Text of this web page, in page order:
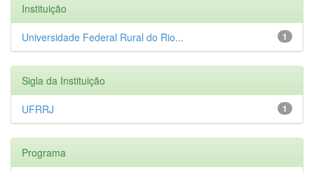
Instituição
1
Universidade Federal Rural do Rio...
Sigla da Instituição
1
UFRRJ
Programa